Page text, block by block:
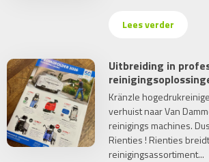
Lees verder
Uitbreiding in
Kränzle
verhuist naar Van
reinigings machines.
Rienties ! Rienties
reinigingsassortiment...